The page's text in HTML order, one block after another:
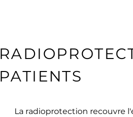
PATIENTS
La radioprotection recouvre